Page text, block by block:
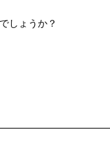
しょうか？